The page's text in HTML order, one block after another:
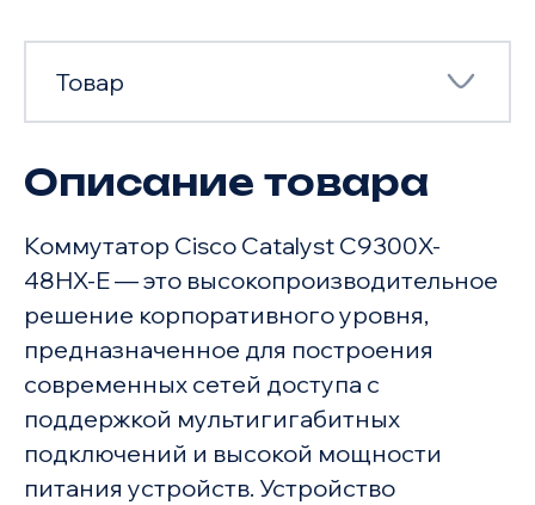
Товар
Товар
Характеристики
Описание товара
Коммутатор Cisco Catalyst C9300X-
48HX-E — это высокопроизводительное
решение корпоративного уровня,
предназначенное для построения
современных сетей доступа с
поддержкой мультигигабитных
подключений и высокой мощности
питания устройств. Устройство